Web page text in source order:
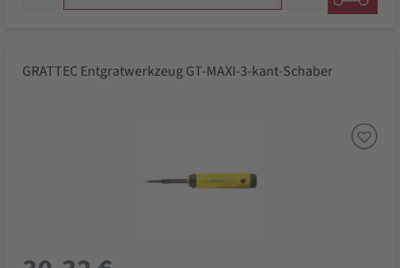
GRATTEC Entgratwerkzeug GT-MAXI-3-kant-Schaber